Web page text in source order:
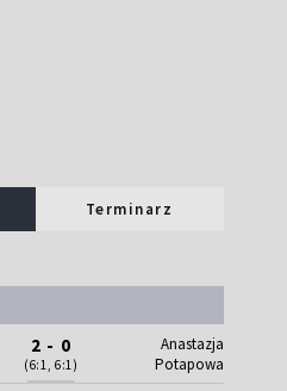
Terminarz
2 - 0
(6:1, 6:1)
Anastazja
Potapowa